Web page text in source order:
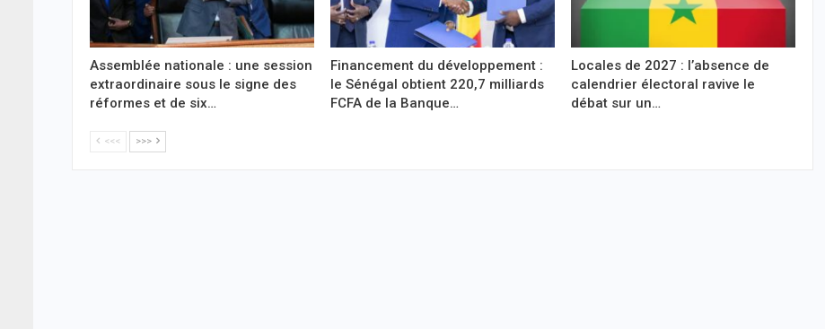
Assemblée nationale : une session
extraordinaire sous le signe des
réformes et de six…
Financement du développement :
le Sénégal obtient 220,7 milliards
FCFA de la Banque…
Locales de 2027 : l’absence de
calendrier électoral ravive le
débat sur un…
<<< >>>